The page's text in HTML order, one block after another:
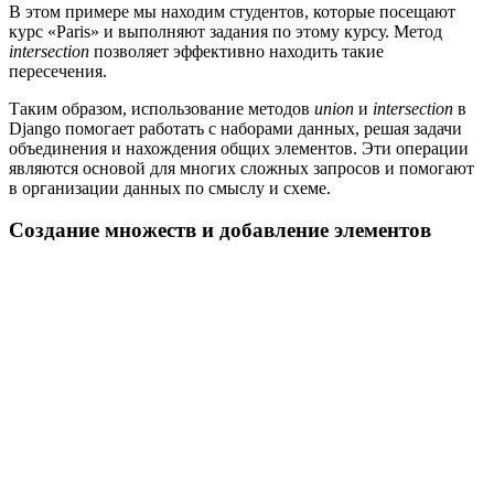
В этом примере мы находим студентов, которые посещают
курс «Paris» и выполняют задания по этому курсу. Метод
intersection позволяет эффективно находить такие
пересечения.
Таким образом, использование методов union и intersection в
Django помогает работать с наборами данных, решая задачи
объединения и нахождения общих элементов. Эти операции
являются основой для многих сложных запросов и помогают
в организации данных по смыслу и схеме.
Создание множеств и добавление элементов